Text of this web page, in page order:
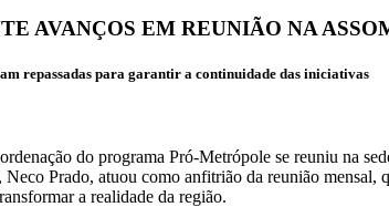
AVANÇOS EM REUNIÃO NA
repassadas para garantir a continuidade das iniciativas
do programa Pró-Metrópole se reuniu na
Prado, atuou como anfitrião da reunião
a realidade da região.